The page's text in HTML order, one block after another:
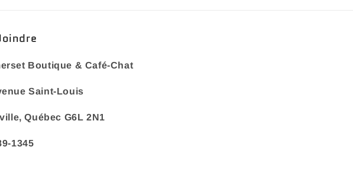
Boutique & Café-Chat
Saint-Louis
Québec G6L 2N1
1345